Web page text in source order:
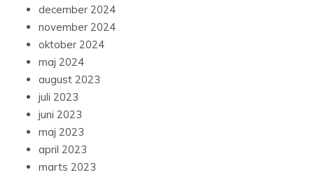
december 2024
november 2024
oktober 2024
maj 2024
august 2023
juli 2023
juni 2023
maj 2023
april 2023
marts 2023